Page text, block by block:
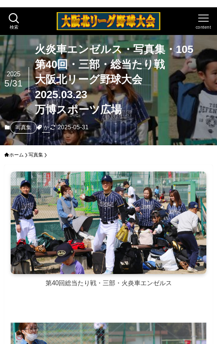
検索 content
火炎車エンゼルス・写真集・105
第40回・三部・総当たり戦
大阪北リーグ野球大会
2025.03.23
万博スポーツ広場
2025
5/31
写真集 か 2025-05-31
ホーム 写真集
第40回総当たり戦・三部・火炎車エンゼルス